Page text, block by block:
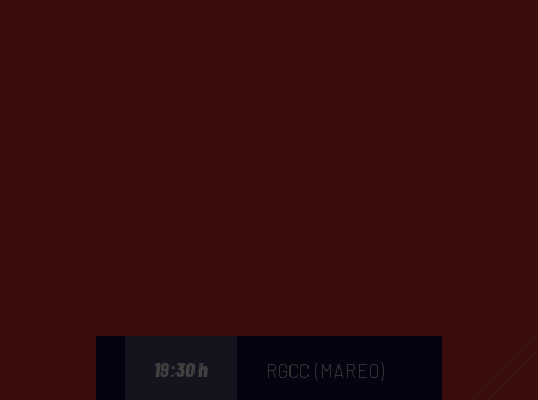
19:30 h RGCC (MAREO)